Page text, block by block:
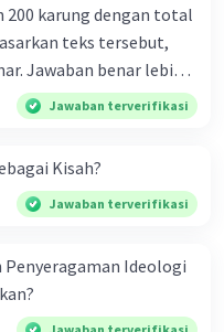
200 karung dengan total
teks tersebut,
Jawaban benar lebih
25 kg adalah 50
50 kg adalah 150
25 kg dan 50 kg
teks tersebut, jika
semua beras yang
C. Rp2.312.000 B.
Jawaban terverifikasi
Kisah?
Jawaban terverifikasi
Penyeragaman Ideologi